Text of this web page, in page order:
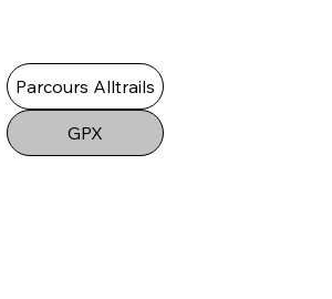
Parcours Alltrails
GPX